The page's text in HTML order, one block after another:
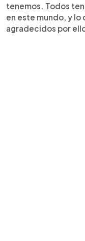
tenemos. Todos
en este mundo, y lo
agradecidos por